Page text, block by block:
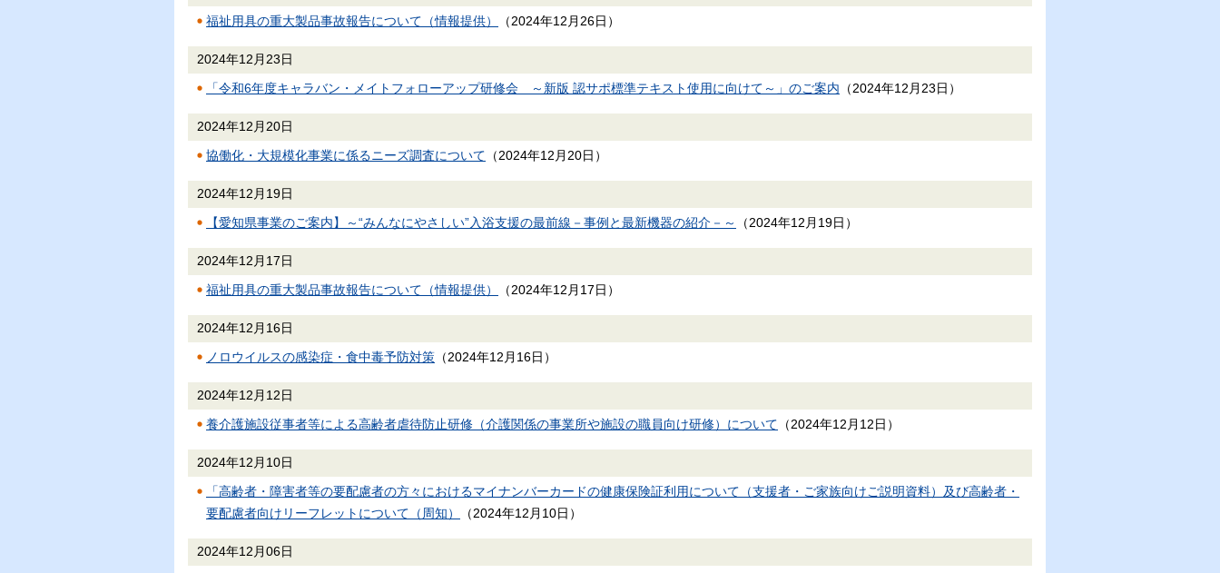
福祉用具の重大製品事故報告について（情報提供） （2024年12月26日 ）
2024年12月23日
「令和6年度キャラバン・メイトフォローアップ研修会 ～新版 認サポ標準テキスト使用に向けて～」のご案内 （2024年12月23日 ）
2024年12月20日
協働化・大規模化事業に係るニーズ調査について （2024年12月20日 ）
2024年12月19日
【愛知県事業のご案内】～“みんなにやさしい”入浴支援の最前線－事例と最新機器の紹介－～ （2024年12月19日 ）
2024年12月17日
福祉用具の重大製品事故報告について（情報提供） （2024年12月17日 ）
2024年12月16日
ノロウイルスの感染症・食中毒予防対策 （2024年12月16日 ）
2024年12月12日
養介護施設従事者等による高齢者虐待防止研修（介護関係の事業所や施設の職員向け研修）について （2024年12月12日 ）
2024年12月10日
「高齢者・障害者等の要配慮者の方々におけるマイナンバーカードの健康保険証利用について（支援者・ご家族向けご説明資料）及び高齢者・
要配慮者向けリーフレットについて（周知）
（2024年12月10日 ）
2024年12月06日